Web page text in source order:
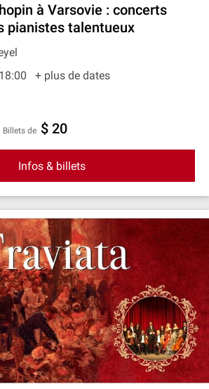
à Varsovie : concerts
pianistes talentueux
+ plus de dates
Billets de $ 20
Infos & billets